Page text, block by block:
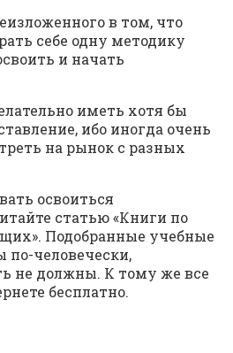
в том, что
себе одну методику
и начать
иметь хотя бы
ибо иногда очень
на рынок с разных
освоиться
статью «Книги по
Подобранные учебные
человечески,
не должны. К тому же все
бесплатно.